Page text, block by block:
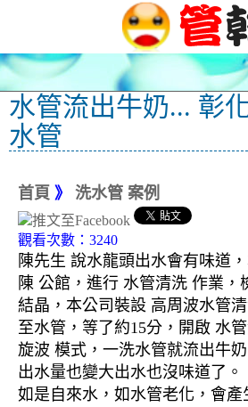
水管流出牛奶... 彰
水管
首頁 》 洗水管 案例
觀看次數：3240
陳先生 說水龍頭出水會有味道
陳 公館，進行 水管清洗 作業，
結晶，本公司裝設 高周波水管
至水管，等了約15分，開啟 水
旋波 模式，一洗水管就流出牛
出水量也變大出水也沒味道了。
如是自來水，如水管老化，會